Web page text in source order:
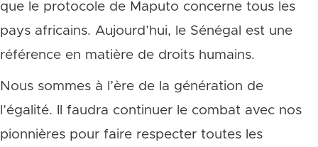
que le protocole de Maputo concerne tous les
pays africains. Aujourd’hui, le Sénégal est une
référence en matière de droits humains.
Nous sommes à l’ère de la génération de
l’égalité. Il faudra continuer le combat avec nos
pionnières pour faire respecter toutes les